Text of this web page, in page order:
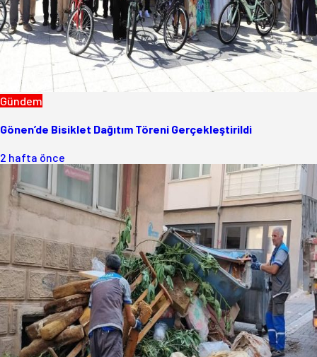
Gündem
Gönen’de Bisiklet Dağıtım Töreni Gerçekleştirildi
2 hafta önce